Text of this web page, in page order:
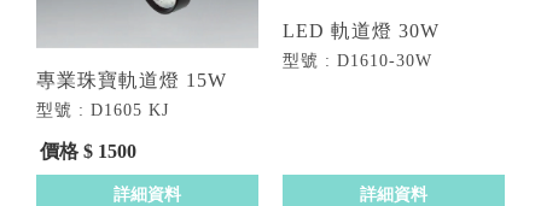
專業珠寶軌道燈 15W
型號 : D1605 KJ
價格 $ 1500
詳細資料
LED 軌道燈 30W
型號 : D1610-30W
詳細資料